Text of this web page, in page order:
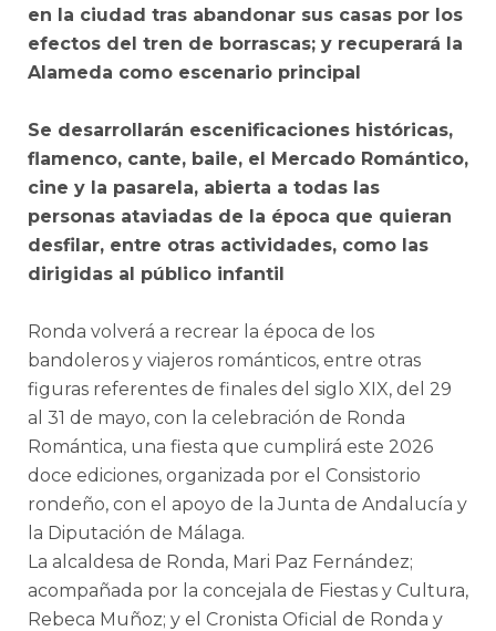
en la ciudad tras abandonar sus casas por los
efectos del tren de borrascas; y recuperará la
Alameda como escenario principal
Se desarrollarán escenificaciones históricas,
flamenco, cante, baile, el Mercado Romántico,
cine y la pasarela, abierta a todas las
personas ataviadas de la época que quieran
desfilar, entre otras actividades, como las
dirigidas al público infantil
Ronda volverá a recrear la época de los
bandoleros y viajeros románticos, entre otras
figuras referentes de finales del siglo XIX, del 29
al 31 de mayo, con la celebración de Ronda
Romántica, una fiesta que cumplirá este 2026
doce ediciones, organizada por el Consistorio
rondeño, con el apoyo de la Junta de Andalucía y
la Diputación de Málaga.
La alcaldesa de Ronda, Mari Paz Fernández;
acompañada por la concejala de Fiestas y Cultura,
Rebeca Muñoz; y el Cronista Oficial de Ronda y